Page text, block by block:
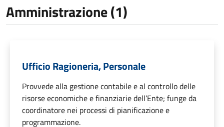
Amministrazione (1)
Ufficio Ragioneria, Personale
Provvede alla gestione contabile e al controllo delle
risorse economiche e finanziarie dell’Ente; funge da
coordinatore nei processi di pianificazione e
programmazione.